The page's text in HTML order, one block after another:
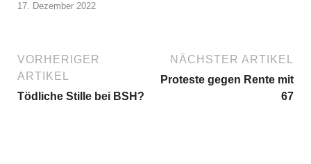
17. Dezember 2022
VORHERIGER
ARTIKEL
Tödliche Stille bei BSH?
NÄCHSTER ARTIKEL
Proteste gegen Rente mit
67